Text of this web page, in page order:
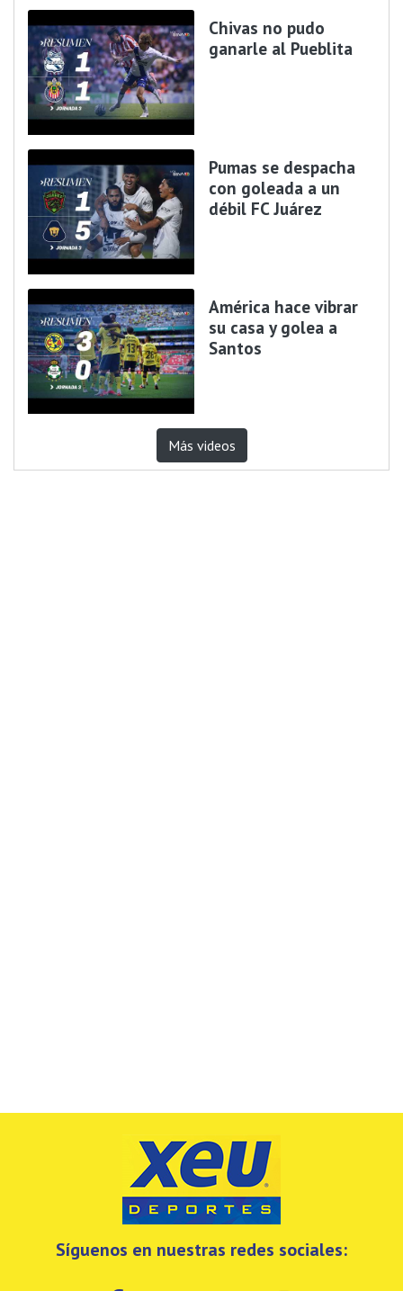
Chivas no pudo
ganarle al Pueblita
Pumas se despacha
con goleada a un
débil FC Juárez
América hace vibrar
su casa y golea a
Santos
Más videos
Síguenos en nuestras redes sociales: